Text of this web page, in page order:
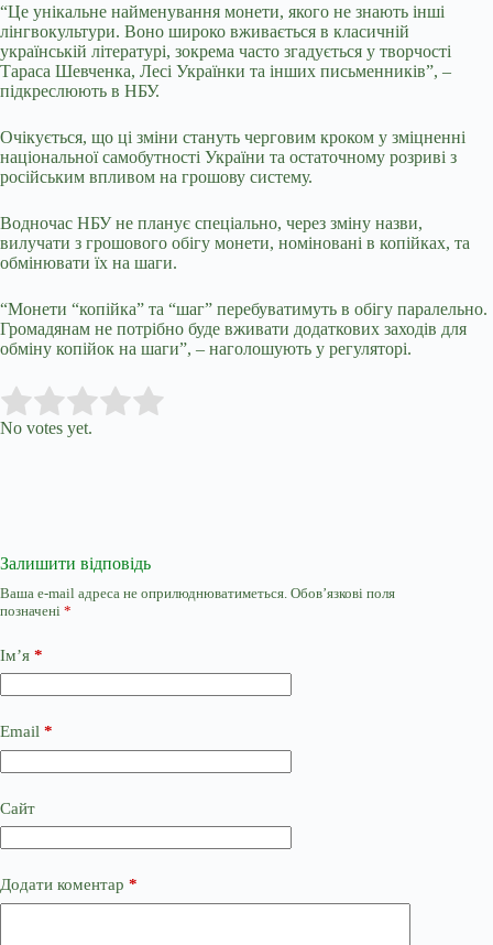
“Це унікальне найменування монети, якого не знають інші
лінгвокультури. Воно широко вживається в класичній
українській літературі, зокрема часто згадується у творчості
Тараса Шевченка, Лесі Українки та інших письменників”, –
підкреслюють в НБУ.
Очікується, що ці зміни стануть черговим кроком у зміцненні
національної самобутності України та остаточному розриві з
російським впливом на грошову систему.
Водночас НБУ не планує спеціально, через зміну назви,
вилучати з грошового обігу монети, номіновані в копійках, та
обмінювати їх на шаги.
“Монети “копійка” та “шаг” перебуватимуть в обігу паралельно.
Громадянам не потрібно буде вживати додаткових заходів для
обміну копійок на шаги”, – наголошують у регуляторі.
Rate this item:
No votes yet.
Залишити відповідь
Ваша e-mail адреса не оприлюднюватиметься. Обов’язкові поля
позначені *
Ім’я *
Email *
Сайт
Додати коментар *